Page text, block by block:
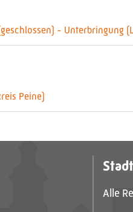
- Unterbringung
Peine)
Alle